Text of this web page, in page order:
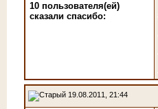
10 пользователя(ей)
сказали cпасибо:
19.08.2011, 21:44